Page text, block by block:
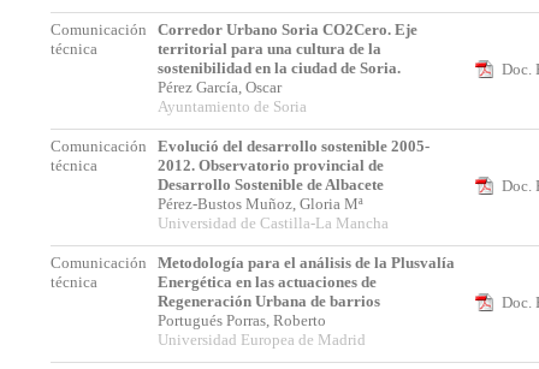
Comunicación
técnica
Corredor Urbano Soria CO2Cero. Eje
territorial para una cultura de la
sostenibilidad en la ciudad de Soria.
Pérez García, Oscar
Ayuntamiento de Soria
Doc.
Comunicación
técnica
Evolució del desarrollo sostenible 2005-
2012. Observatorio provincial de
Desarrollo Sostenible de Albacete
Pérez-Bustos Muñoz, Gloria Mª
Universidad de Castilla-La Mancha
Doc.
Comunicación
técnica
Metodología para el análisis de la Plusvalía
Energética en las actuaciones de
Regeneración Urbana de barrios
Portugués Porras, Roberto
Universidad Europea de Madrid
Doc.